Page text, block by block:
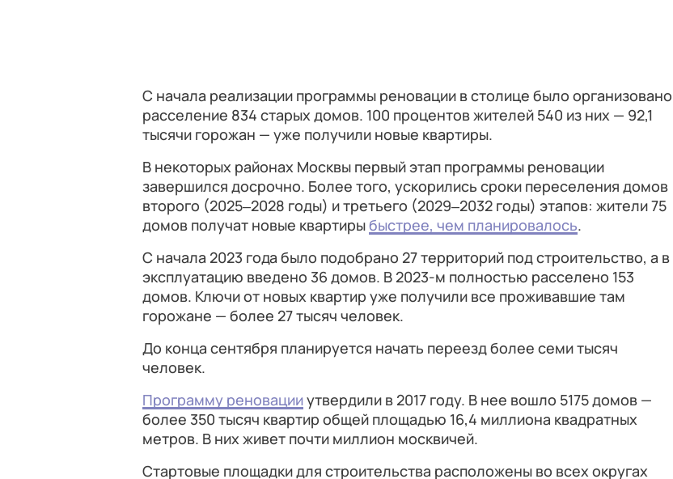
С начала реализации программы реновации в столице было организовано
расселение 834 старых домов. 100 процентов жителей 540 из них — 92,1
тысячи горожан — уже получили новые квартиры.
В некоторых районах Москвы первый этап программы реновации
завершился досрочно. Более того, ускорились сроки переселения домов
второго (2025‒2028 годы) и третьего (2029‒2032 годы) этапов: жители 75
домов получат новые квартирыбыстрее, чем планировалось.
С начала 2023 года было подобрано 27 территорий под строительство, а в
эксплуатацию введено 36 домов. В 2023-м полностью расселено 153
домов. Ключи от новых квартир уже получили все проживавшие там
горожане — более 27 тысяч человек.
До конца сентября планируется начать переезд более семи тысяч
человек.
Программу реновацииутвердили в 2017 году. В нее вошло 5175 домов —
более 350 тысяч квартир общей площадью 16,4 миллиона квадратных
метров. В них живет почти миллион москвичей.
Стартовые площадки для строительства расположены во всех округах